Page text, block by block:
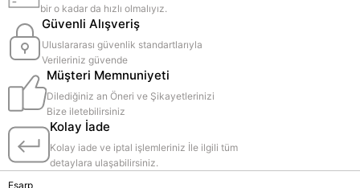
bir o kadar da hızlı olmalıyız.
Güvenli Alışveriş
Uluslararası güvenlik standartlarıyla
Verileriniz güvende
Müşteri Memnuniyeti
Dilediğiniz an Öneri ve Şikayetlerinizi
Bize iletebilirsiniz
Kolay İade
Kolay iade ve iptal işlemleriniz İle ilgili tüm
detaylara ulaşabilirsiniz.
Eşarp